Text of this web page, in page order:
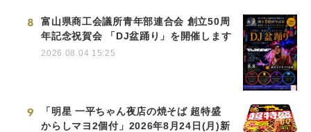
8
富山県商工会議所青年部連合会 創立50周
年記念祝賀会 「DJ盆踊り」を開催します
2026.08.04 15:25
9
「明星 一平ちゃん夜店の焼そば 超特盛
からしマヨ2個付」2026年8月24日(月)新